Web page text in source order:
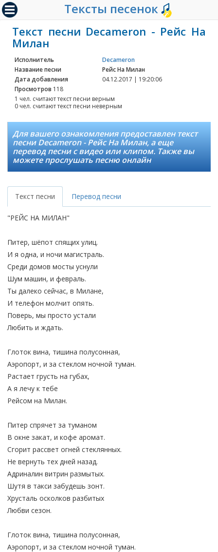
Тексты песенок
Текст песни Decameron - Рейс На
Милан
Исполнитель
Decameron
Название песни
Рейс На Милан
Дата добавления
04.12.2017 | 19:20:06
Просмотров 118
1 чел. считают текст песни верным
0 чел. считают текст песни неверным
Для вашего ознакомления предоставлен текст
песни Decameron - Рейс На Милан, а еще
перевод песни с видео или клипом. Также вы
можете прослушать песню онлайн
Текст песни Перевод песни
"РЕЙС НА МИЛАН"
Питер, шёпот спящих улиц.
И я одна, и ночи магистраль.
Среди домов мосты уснули
Шум машин, и февраль.
Ты далеко сейчас, в Милане,
И телефон молчит опять.
Поверь, мы просто устали
Любить и ждать.
Глоток вина, тишина полусонная,
Аэропорт, и за стеклом ночной туман.
Растает грусть на губах,
А я лечу к тебе
Рейсом на Милан.
Питер спрячет за туманом
В окне закат, и кофе аромат.
Сгорит рассвет огней стеклянных.
Не вернуть тех дней назад.
Адриналин витрин размытых.
Шутя в такси забудешь зонт.
Хрусталь осколков разбитых
Любви сезон.
Глоток вина, тишина полусонная,
Аэропорт, и за стеклом ночной туман.